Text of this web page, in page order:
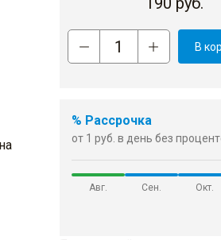
В
% Рассрочка
от 1 руб. в день без
Авг. Сен. Окт.